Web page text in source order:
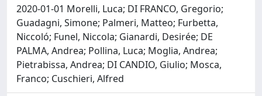
2020-01-01 Morelli, Luca; DI FRANCO, Gregorio;
Guadagni, Simone; Palmeri, Matteo; Furbetta,
Niccoló; Funel, Niccola; Gianardi, Desirée; DE
PALMA, Andrea; Pollina, Luca; Moglia, Andrea;
Pietrabissa, Andrea; DI CANDIO, Giulio; Mosca,
Franco; Cuschieri, Alfred